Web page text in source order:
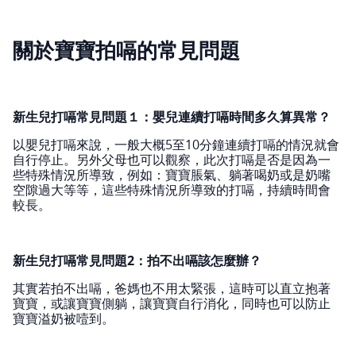
關於寶寶拍嗝的常見問題
新生兒打嗝常見問題１：嬰兒連續打嗝時間多久算異常？
以嬰兒打嗝來說，一般大概5至10分鐘連續打嗝的情況就會
自行停止。另外父母也可以觀察，此次打嗝是否是因為一
些特殊情況所導致，例如：寶寶脹氣、躺著喝奶或是奶嘴
空隙過大等等，這些特殊情況所導致的打嗝，持續時間會
較長。
新生兒打嗝常見問題2：拍不出嗝該怎麼辦？
其實若拍不出嗝，爸媽也不用太緊張，這時可以直立抱著
寶寶，或讓寶寶側躺，讓寶寶自行消化，同時也可以防止
寶寶溢奶被噎到。